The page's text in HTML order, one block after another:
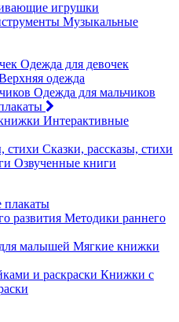
игрушки
Музыкальные
Одежда для девочек
одежда
Одежда для мальчиков
Интерактивные
Сказки, рассказы, стихи
Озвученные книги
Методики раннего
Мягкие книжки
Книжки с